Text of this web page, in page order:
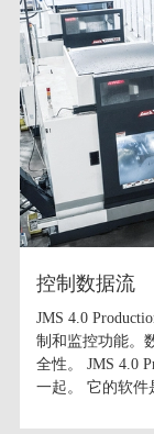
控制数据流
JMS 4.0
制和监控功能。
全性。 JMS 4.0
一起。 它的软件